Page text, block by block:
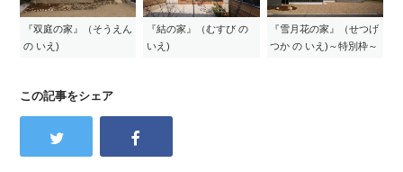
『双庭の家』（そうえん
の いえ)
『結の家』（むすび の
いえ)
『雪月花の家』（せつげ
つか の いえ)～特別枠～
この記事をシェア